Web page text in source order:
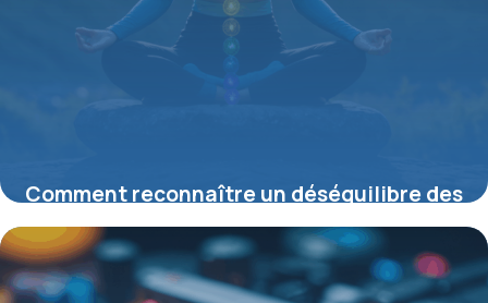
Comment reconnaître un déséquilibre des
chakras et y remédier efficacement
11 septembre 2025